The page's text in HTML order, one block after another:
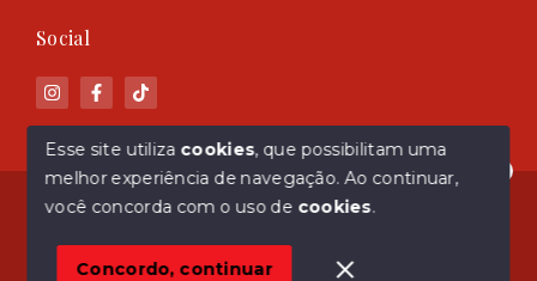
Olá! Estamos disponíveis para te ajudar.
Social
© Copyright 2026 - ASM Imóveis - Todos os direitos
SITE PARA IMOBILIARIA
Esse site utiliza cookies, que possibilitam uma
melhor experiência de navegação.Ao continuar,
você concorda com o uso de cookies.
Concordo, continuar